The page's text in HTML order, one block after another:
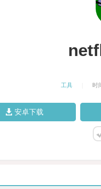
工具 时
安卓下载